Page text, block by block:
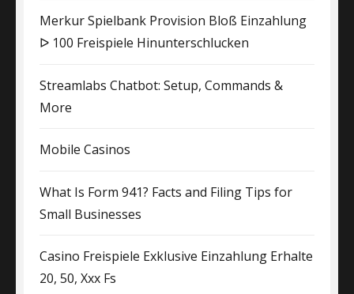
Merkur Spielbank Provision Bloß Einzahlung
ᐅ 100 Freispiele Hinunterschlucken
Streamlabs Chatbot: Setup, Commands &
More
Mobile Casinos
What Is Form 941? Facts and Filing Tips for
Small Businesses
Casino Freispiele Exklusive Einzahlung Erhalte
20, 50, Xxx Fs